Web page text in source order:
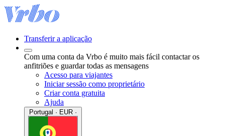
Transferir a aplicação
Com uma conta da Vrbo é muito mais fácil contactar os
anfitriões e guardar todas as mensagens
Acesso para viajantes
Iniciar sessão como proprietário
Criar conta gratuita
Ajuda